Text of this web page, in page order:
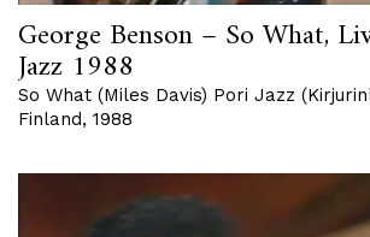
George Benson – So What,
Jazz 1988
So What (Miles Davis) Pori Jazz
Finland, 1988